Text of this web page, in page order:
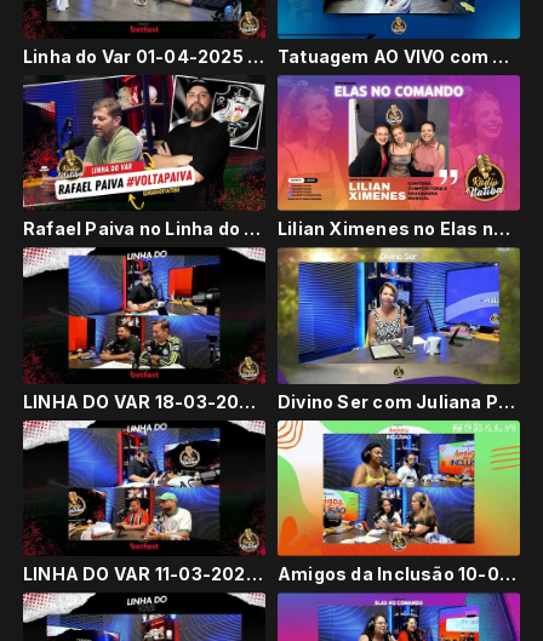
Linha do Var 01-04-2025 #RadioItatiba Tatuagem AO VIVO com Guilherme Rodrigues da @madra_tatuagem #1
Rafael Paiva no Linha do Var #RadioItatiba Lilian Ximenes no Elas no Comando 20-03-2025 #RádioItatiba
LINHA DO VAR 18-03-2025 #RádioItatiba Divino Ser com Juliana Pimental 17-03-2025 #RádioItatiba
LINHA DO VAR 11-03-2025 #RádioItatiba Amigos da Inclusão 10-03-2025 #RádioItatiba